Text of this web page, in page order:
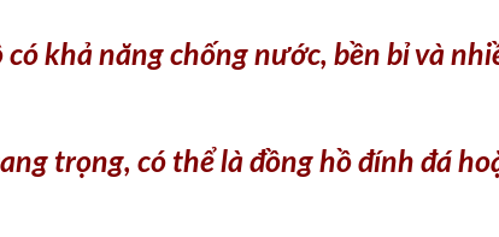
khả năng chống nước, bền bỉ và
trọng, có thể là đồng hồ đính đá